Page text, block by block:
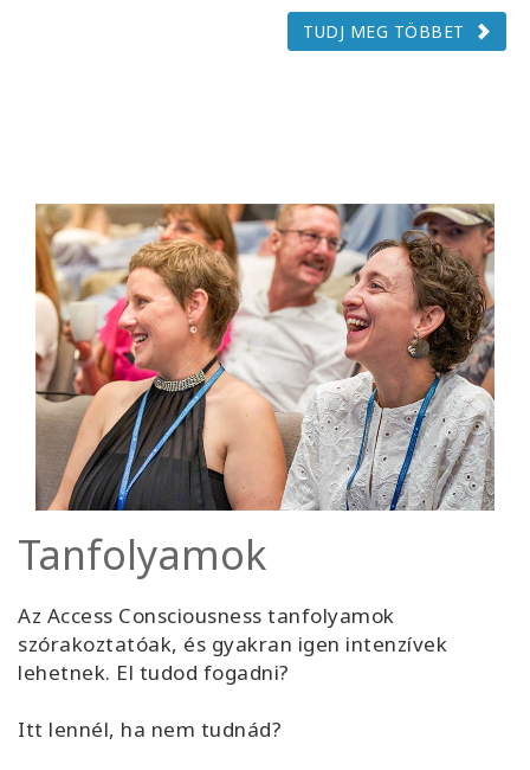
TUDJ MEG TÖBBET
Tanfolyamok
Az Access Consciousness tanfolyamok
szórakoztatóak, és gyakran igen intenzívek
lehetnek. El tudod fogadni?
Itt lennél, ha nem tudnád?